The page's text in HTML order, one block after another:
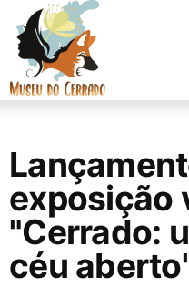
exposição
"Cerrado:
céu